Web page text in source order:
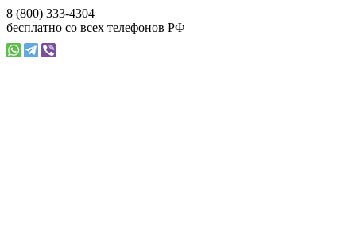
8 (800) 333-4304
бесплатно со всех телефонов РФ